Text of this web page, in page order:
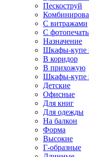
Пескоструй
С витражами
С
Назначение
Шкафы-купе
В коридор
В прихожую
Шкафы-купе
Детские
Офисные
Для книг
Для одежды
На балкон
Форма
Высокие
Г-образные